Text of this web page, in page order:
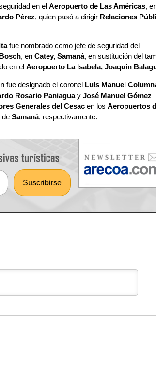
en el Aeropuerto de Las Américas,
Pérez, quien pasó a dirigir Relaciones
fue nombrado como jefe de seguridad del
, en Catey, Samaná, en sustitución del
en el Aeropuerto La Isabela, Joaquín
fue designado el coronel Luis Manuel
Rosario Paniaguay José Manuel Gómez
Generales del Cesacen los Aeropuertos
de Samaná, respectivamente.